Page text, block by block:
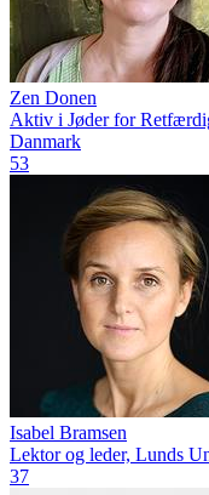
Zen Donen
Aktiv i Jøder for
Danmark
53
Isabel Bramsen
Lektor og leder, Lunds
37